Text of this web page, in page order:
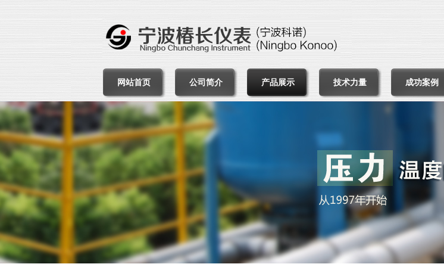
网站首页 公司简介 产品展示 技术力量 成功案例